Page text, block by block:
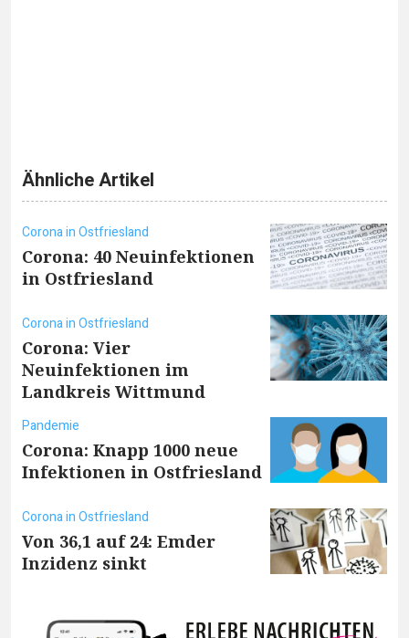
Ähnliche Artikel
Corona in Ostfriesland
Corona: 40 Neuinfektionen
in Ostfriesland
Corona in Ostfriesland
Corona: Vier
Neuinfektionen im
Landkreis Wittmund
Pandemie
Corona: Knapp 1000 neue
Infektionen in Ostfriesland
Corona in Ostfriesland
Von 36,1 auf 24: Emder
Inzidenz sinkt